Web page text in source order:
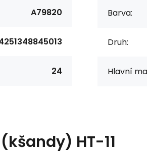
A79820
24
Barva:
Druh:
Hlavní
HT-11